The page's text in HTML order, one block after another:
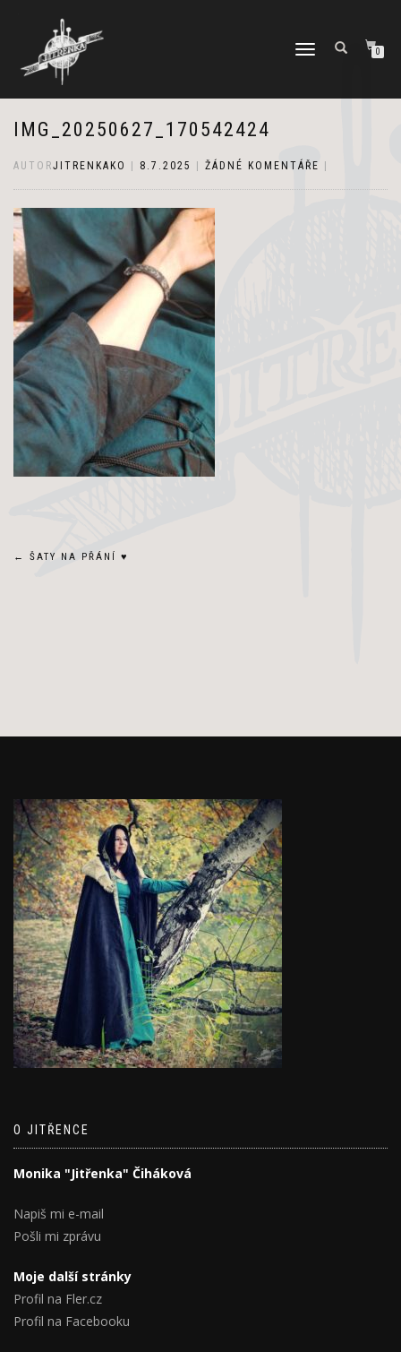
PŘEPNOUT
0
IMG_20250627_170542424
AUTORJITRENKAKO 8.7.2025 ŽÁDNÉ KOMENTÁŘE
Navigace
← ŠATY NA PŘÁNÍ ♥
O JITŘENCE
Monika "Jitřenka" Čiháková
Napiš mi e-mail
Pošli mi zprávu
Moje další stránky
Profil na Fler.cz
Profil na Facebooku